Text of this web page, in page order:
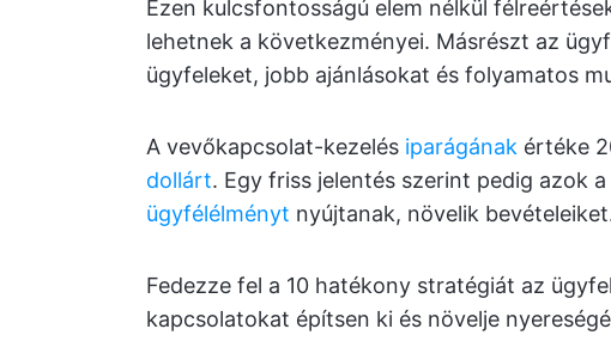
Ezen kulcsfontosságú elem nélkül
lehetnek a következményei. Másrészt az
ügyfeleket, jobb ajánlásokat és folyamatos
A vevőkapcsolat-kezelés iparágának értéke
dollárt. Egy friss jelentés szerint pedig azok
ügyfélélményt nyújtanak, növelik
Fedezze fel a 10 hatékony stratégiát az
kapcsolatokat építsen ki és növelje